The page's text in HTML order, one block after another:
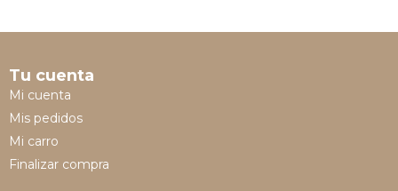
Tu cuenta
Mi cuenta
Mis pedidos
Mi carro
Finalizar compra